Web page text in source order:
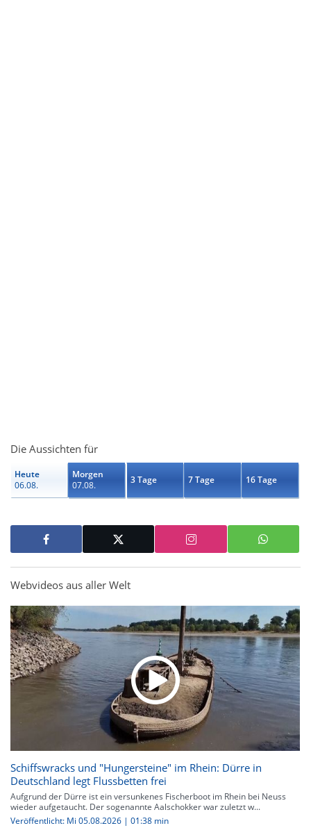
Die Aussichten für
Heute
06.08.
Morgen
07.08.
3 Tage 7 Tage 16 Tage
Webvideos aus aller Welt
Schiffswracks und "Hungersteine" im Rhein: Dürre in
Deutschland legt Flussbetten frei
Aufgrund der Dürre ist ein versunkenes Fischerboot im Rhein bei Neuss
wieder aufgetaucht. Der sogenannte Aalschokker war zuletzt w...
Veröffentlicht: Mi 05.08.2026 | 01:38 min